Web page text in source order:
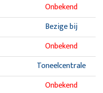
Onbekend
Bezige bij
Onbekend
Toneelcentrale
Onbekend